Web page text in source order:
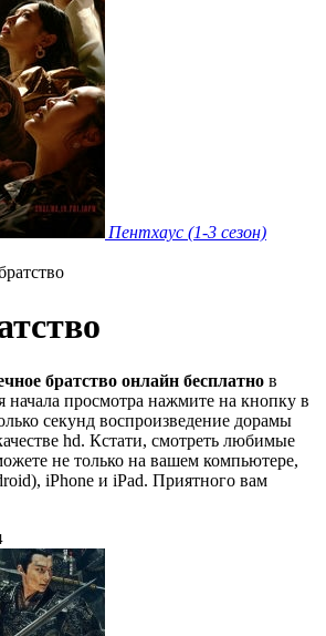
Пентхаус (1-3 сезон)
братство онлайн бесплатно в
начала просмотра нажмите на кнопку в
секунд воспроизведение дорамы
hd. Кстати, смотреть любимые
не только на вашем компьютере,
iPhone и iPad. Приятного вам